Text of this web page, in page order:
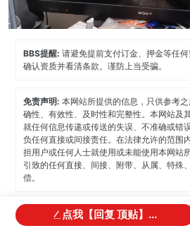
BBS提醒:请避免提前支付订金、押金等任
确认资质并看清条款。谨防上当受骗。
免责声明:本网站所提供的信息，只供参考
确性、有效性、及时性和完整性。本网站及
就任何信息传递或传送的失误、不准确或错
负任何直接或间接责任。在法律允许的范围
担用户或任何人士就使用或未能使用本网站
引致的任何直接、间接、附带、从属、特殊
偿。
点我【回复 顶贴】...